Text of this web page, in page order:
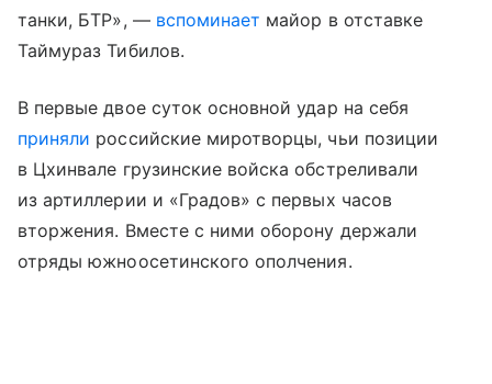
танки, БТР», — вспоминает майор в отставке
Таймураз Тибилов.
В первые двое суток основной удар на себя
приняли российские миротворцы, чьи позиции
в Цхинвале грузинские войска обстреливали
из артиллерии и «Градов» с первых часов
вторжения. Вместе с ними оборону держали
отряды южноосетинского ополчения.